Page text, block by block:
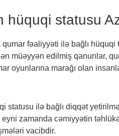
hüquqi statusu
fəaliyyəti ilə bağlı
müəyyən edilmiş qanunlar,
oyunlarına marağı olan
statusu ilə bağlı diqqət
eyni zamanda cəmiyyətin
vacibdir.